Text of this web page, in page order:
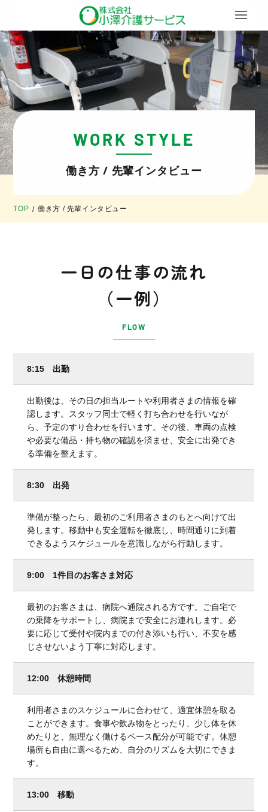
WORK STYLE
働き方 / 先輩インタビュー
TOP / 働き方 / 先輩インタビュー
一日の仕事の流れ
（一例）
FLOW
8:15 出勤
出勤後は、その日の担当ルートや利用者さまの情報を確
認します。スタッフ同士で軽く打ち合わせを行いなが
ら、予定のすり合わせを行います。その後、車両の点検
や必要な備品・持ち物の確認を済ませ、安全に出発でき
る準備を整えます。
8:30 出発
準備が整ったら、最初のご利用者さまのもとへ向けて出
発します。移動中も安全運転を徹底し、時間通りに到着
できるようスケジュールを意識しながら行動します。
9:00 1件目のお客さま対応
最初のお客さまは、病院へ通院される方です。ご自宅で
の乗降をサポートし、病院まで安全にお連れします。必
要に応じて受付や院内までの付き添いも行い、不安を感
じさせないよう丁寧に対応します。
12:00 休憩時間
利用者さまのスケジュールに合わせて、適宜休憩を取る
ことができます。食事や飲み物をとったり、少し体を休
めたりと、無理なく働けるペース配分が可能です。休憩
場所も自由に選べるため、自分のリズムを大切にできま
す。
13:00 移動